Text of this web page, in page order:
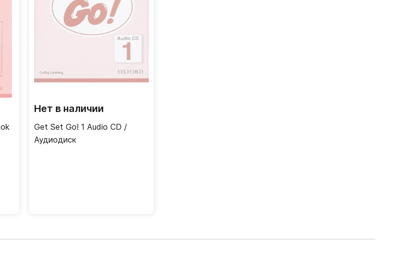
Нет в наличии
Get Set Go! 1 Audio CD /
Аудиодиск